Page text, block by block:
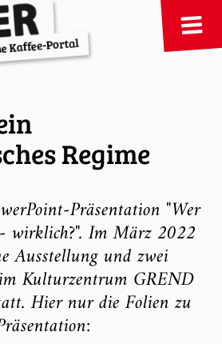
Regime
Präsentation "Wer
wirklich?". Im März 2022
Ausstellung und zwei
Kulturzentrum GREND
Hier nur die Folien zu